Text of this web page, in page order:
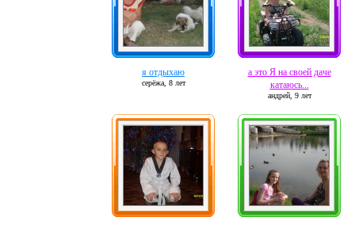
я отдыхаю
серёжа, 8 лет
а это Я на своей даче
катаюсь...
андрей, 9 лет